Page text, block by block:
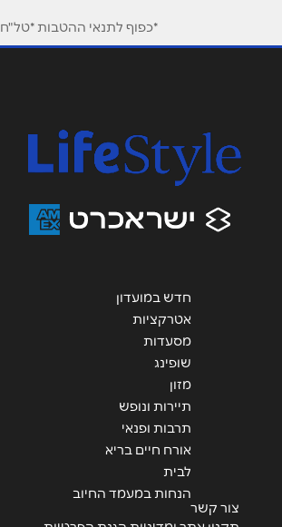
אימייל *
נושא
אנא חזרו אלי בקשר ל...
*כפוף לתנאי ההטבות *טל"ח
חדש במועדון
אטרקציות
מסעדות
שופינג
מזון
תיירות ונופש
תרבות ופנאי
אורח חיים בריא
לבית
הנחות במעמד החיוב
צור קשר